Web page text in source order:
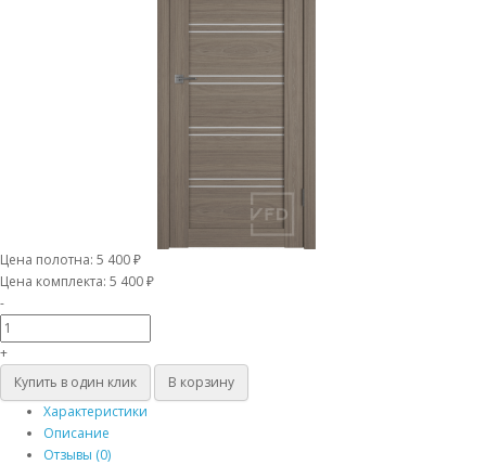
Цена полотна: 5 400 ₽
Цена комплекта: 5 400 ₽
-
+
Купить в один клик
В корзину
Характеристики
Описание
Отзывы (0)